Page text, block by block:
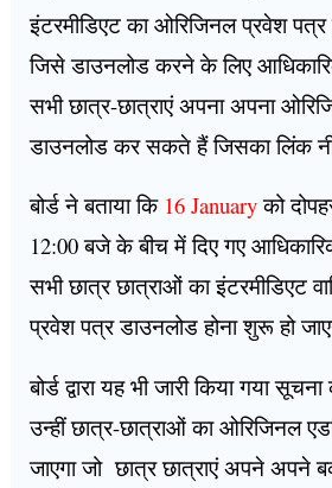
इंटरमीडिएट का ओरिजिनल प्रवेश पत्र
जिसे डाउनलोड करने के लिए
सभी छात्र-छात्राएं अपना अपना
डाउनलोड कर सकते हैं जिसका लिंक
बोर्ड ने बताया कि 16 Januaryको
12:00 बजे के बीच में दिए गए
सभी छात्र छात्राओं का इंटरमीडिएट
प्रवेश पत्र डाउनलोड होना शुरू हो
बोर्ड द्वारा यह भी जारी किया गया
उन्हीं छात्र-छात्राओं का ओरिजिनल
जाएगा जो छात्र छात्राएं अपने अपने